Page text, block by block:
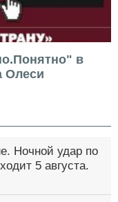
в
Олеси
Ночной удар по
5 августа.